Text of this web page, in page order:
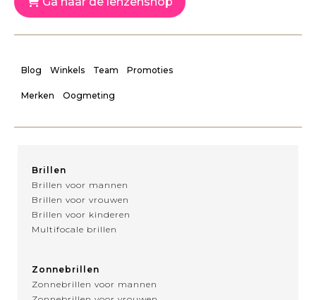
Blog Winkels Team Promoties
Merken Oogmeting
Brillen
Brillen voor mannen
Brillen voor vrouwen
Brillen voor kinderen
Multifocale brillen
Zonnebrillen
Zonnebrillen voor mannen